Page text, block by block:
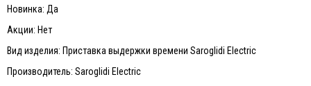
Новинка: Да
Акции: Нет
Вид изделия: Приставка выдержки времени Saroglidi Electric
Производитель: Saroglidi Electric